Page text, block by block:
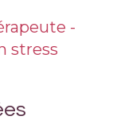
-
stress